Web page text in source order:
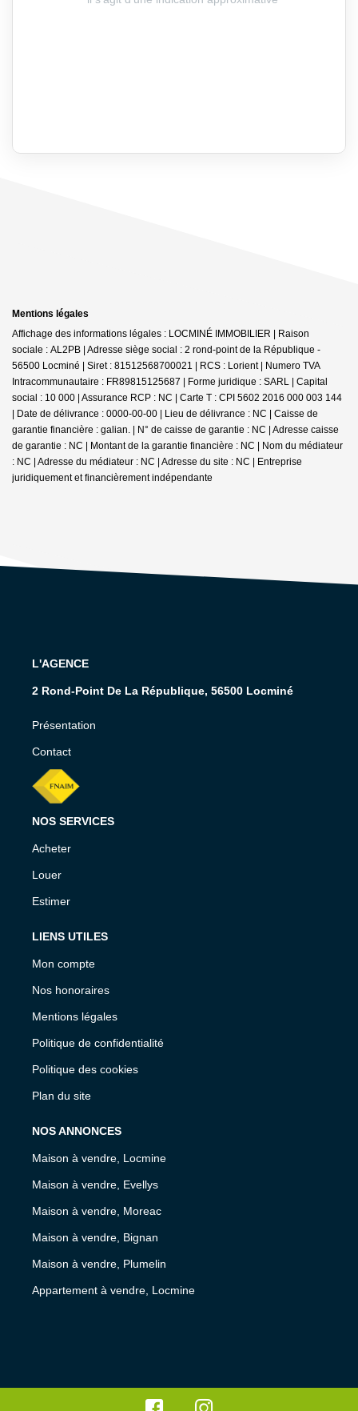
Mentions légales
Affichage des informations légales : LOCMINÉ IMMOBILIER | Raison
sociale : AL2PB | Adresse siège social : 2 rond-point de la République -
56500 Locminé | Siret : 81512568700021 | RCS : Lorient | Numero TVA
Intracommunautaire : FR89815125687 | Forme juridique : SARL | Capital
social : 10 000 | Assurance RCP : NC | Carte T : CPI 5602 2016 000 003 144
| Date de délivrance : 0000-00-00 | Lieu de délivrance : NC | Caisse de
garantie financière : galian. | N° de caisse de garantie : NC | Adresse caisse
de garantie : NC | Montant de la garantie financière : NC | Nom du médiateur
: NC | Adresse du médiateur : NC | Adresse du site : NC | Entreprise
juridiquement et financièrement indépendante
L'AGENCE
2 Rond-Point De La République, 56500 Locminé
Présentation
Contact
NOS SERVICES
Acheter
Louer
Estimer
LIENS UTILES
Mon compte
Nos honoraires
Mentions légales
Politique de confidentialité
Politique des cookies
Plan du site
NOS ANNONCES
Maison à vendre, Locmine
Maison à vendre, Evellys
Maison à vendre, Moreac
Maison à vendre, Bignan
Maison à vendre, Plumelin
Appartement à vendre, Locmine